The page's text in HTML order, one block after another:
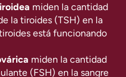
miden la cantidad
la tiroides (TSH) en la
está funcionando
miden la cantidad
(FSH) en la sangre